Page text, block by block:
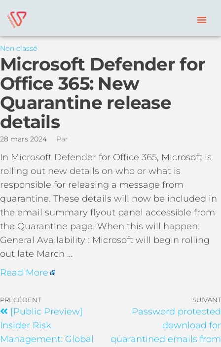
Non classé
Microsoft Defender for
Office 365: New
Quarantine release
details
28 mars 2024 Par
In Microsoft Defender for Office 365, Microsoft is
rolling out new details on who or what is
responsible for releasing a message from
quarantine. These details will now be included in
the email summary flyout panel accessible from
the Quarantine page. When this will happen:
General Availability : Microsoft will begin rolling
out late March …
Read More
PRÉCÉDENT
[Public Preview]
Insider Risk
Management: Global
SUIVANT
Password protected
download for
quarantined emails from